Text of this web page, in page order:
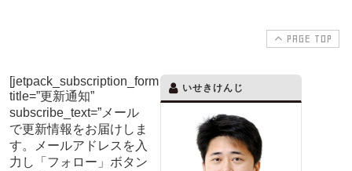
PAGE TOP
[jetpack_subscription_form
title=”更新通知”
subscribe_text=”メール
で更新情報をお届けしま
す。メールアドレスを入
力し「フォロー」ボタン
いせきけんじ